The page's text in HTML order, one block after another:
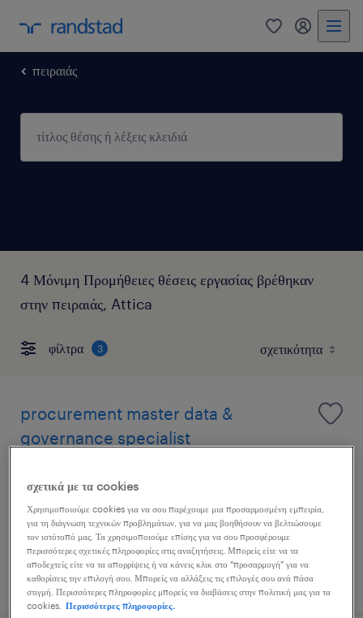
0 my
πειραιάς
4 Μόνιμη Προμήθειες θέσεις εργασίας βρέθηκαν
στην πειραιάς, Attica
φίλτρα 3
procurement master data &
governance specialist
δημοσιεύτηκε 5 αυγούστου 2026
σχετικά με τα cookies
Χρησιμοποιούμε cookies για να σου παρέχουμε μια προσαρμοσμένη εμπειρία,
για τη διάγνωση τεχνικών προβλημάτων, για να μας βοηθήσουν να βελτιώσουμε
τον ιστότοπό μας. Τα χρησιμοποιούμε επίσης για να σου προσφέρουμε
περισσότερες σχετικές πληροφορίες στις αναζητήσεις. Μπορείς είτε να τα
αποδεχτείς είτε να τα απορρίψεις ή να κάνεις κλικ στο "προσαρμογή" για να
καθορίσεις την επιλογή σου. Μπορείς να αλλάξεις τις επιλογές σου ανά πάσα
στιγμή. Περισσότερες πληροφορίες μπορείς να διαβάσεις στην πολιτική μας για τα
cookies.
Περισσότερες πληροφορίες.